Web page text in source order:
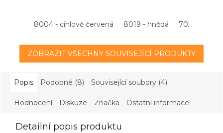
8004 - cihlově červená 8019 - hnědá 7021 -
ZOBRAZIT VŠECHNY SOUVISEJÍCÍ PRODUKTY
Popis Podobné (8) Související soubory (4)
Hodnocení Diskuze Značka Ostatní informace
Detailní popis produktu